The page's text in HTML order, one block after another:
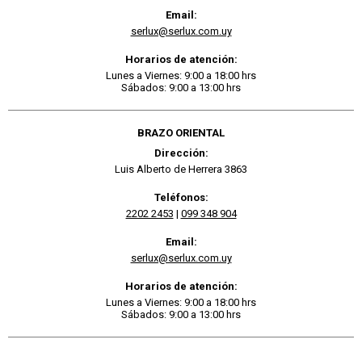
Email:
serlux@serlux.com.uy
Horarios de atención:
Lunes a Viernes: 9:00 a 18:00 hrs
Sábados: 9:00 a 13:00 hrs
BRAZO ORIENTAL
Dirección:
Luis Alberto de Herrera 3863
Teléfonos:
2202 2453 | 099 348 904
Email:
serlux@serlux.com.uy
Horarios de atención:
Lunes a Viernes: 9:00 a 18:00 hrs
Sábados: 9:00 a 13:00 hrs